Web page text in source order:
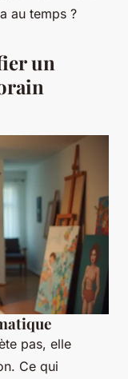
au temps ?
un
pas, elle
Ce qui